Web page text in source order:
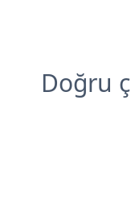
Doğru